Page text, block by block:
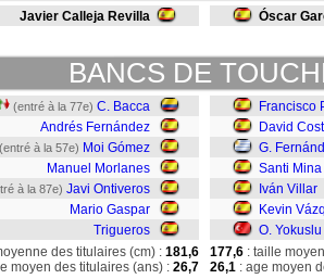
Javier Calleja Revilla Óscar
BANCS DE
(entré à la 77e) C. Bacca
Andrés Fernández
(entré à la 57e) Moi Gómez
Manuel Morlanes
à la 87e) Javi Ontiveros
Mario Gaspar
Trigueros
Francisco
David
G.
Santi Mina
Iván Villar
Kevin
O. Yokuslu
des titulaires (cm) : 181,6
moyen des titulaires (ans) : 26,7
177,6 : taille
26,1 : age moyen